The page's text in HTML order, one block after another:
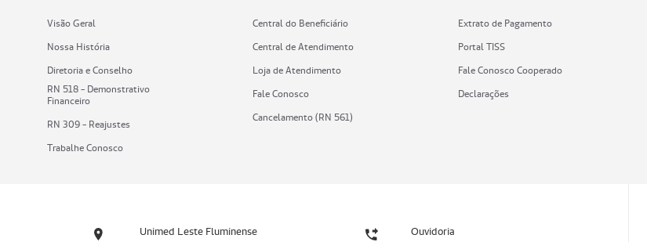
Visão Geral
Nossa História
Diretoria e Conselho
RN 518 - Demonstrativo
Financeiro
RN 309 - Reajustes
Trabalhe Conosco
Central do Beneficiário
Central de Atendimento
Loja de Atendimento
Fale Conosco
Cancelamento (RN 561)
Extrato de Pagamento
Portal TISS
Fale Conosco Cooperado
Declarações
Unimed Leste Fluminense Ouvidoria